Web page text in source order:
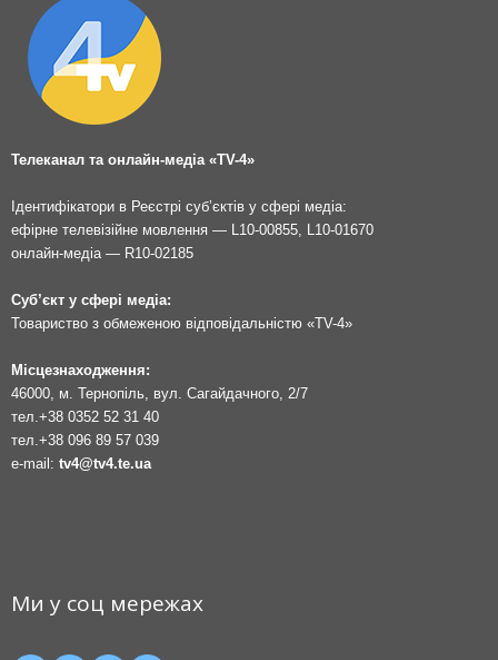
Телеканал та онлайн-медіа «TV-4»
Ідентифікатори в Реєстрі суб’єктів у сфері медіа:
ефірне телевізійне мовлення — L10-00855, L10-01670
онлайн-медіа — R10-02185
Суб’єкт у сфері медіа:
Товариство з обмеженою відповідальністю «TV-4»
Місцезнаходження:
46000, м. Тернопіль, вул. Сагайдачного, 2/7
тел. +38 0352 52 31 40
тел. +38 096 89 57 039
e-mail: tv4@tv4.te.ua
Ми у соц мережах